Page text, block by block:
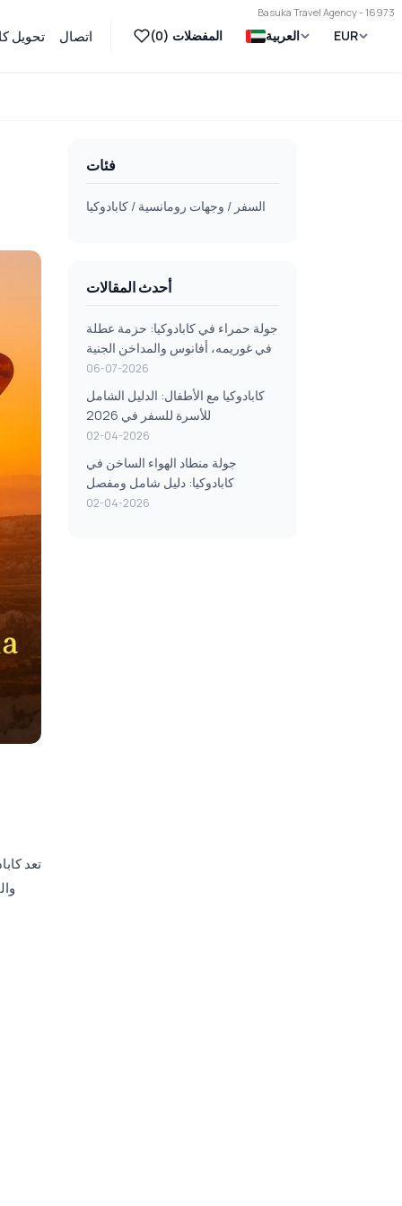
Basuka Travel Agency - 16973
تحويل اتصال المفضلات (0
) العربية EUR
تعد
فئات
السفر / وجهات رومانسية / كابادوكيا
أحدث المقالات
جولة حمراء في كابادوكيا: حزمة عطلة
في غوريمه، أفانوس والمداخن الجنية
06-07-2026
كابادوكيا مع الأطفال: الدليل الشامل
للأسرة للسفر في 2026
02-04-2026
جولة منطاد الهواء الساخن في
كابادوكيا: دليل شامل ومفصل
02-04-2026